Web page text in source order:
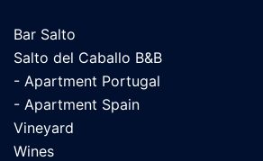
Bar Salto
Salto del Caballo B&B
- Apartment Portugal
- Apartment Spain
Vineyard
Wines